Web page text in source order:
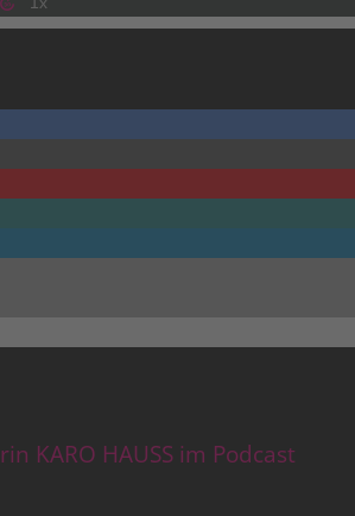
KARO HAUSS im Podcast